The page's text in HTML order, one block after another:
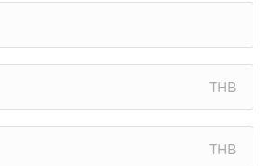
THB
THB